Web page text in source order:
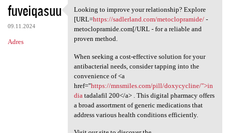
fuveiqasuu
09.11.2024
Adres
Looking to improve your
Looking to improve your relationship? Explore
[URL=https://sadlerland.com/metoclopramide/-
metoclopramide.com[/URL - for a reliable and
proven method.
When seeking a cost-effective solution for your
antibacterial needs, consider tapping into the
convenience of <a
href="https://mnsmiles.com/pill/doxycycline/">in
dia tadalafil 200</a> . This digital pharmacy offers
a broad assortment of generic medications that
address various health conditions efficiently.